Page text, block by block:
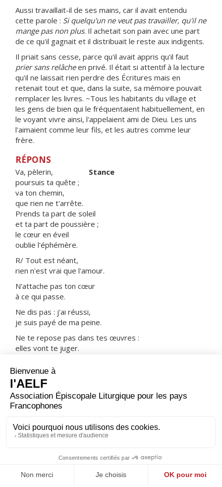
Aussi travaillait-il de ses mains, car il avait entendu
cette parole : Si quelqu'un ne veut pas travailler, qu'il ne
mange pas non plus. Il achetait son pain avec une part
de ce qu'il gagnait et il distribuait le reste aux indigents.
Il priait sans cesse, parce qu'il avait appris qu'il faut
prier sans relâcheen privé. Il était si attentif à la lecture
qu'il ne laissait rien perdre des Écritures mais en
retenait tout et que, dans la suite, sa mémoire pouvait
remplacer les livres. ~Tous les habitants du village et
les gens de bien qui le fréquentaient habituellement, en
le voyant vivre ainsi, l'appelaient ami de Dieu. Les uns
l'aimaient comme leur fils, et les autres comme leur
frère.
RÉPONS
Va, pèlerin, Stance
poursuis ta quête ;
va ton chemin,
que rien ne t'arrête.
Prends ta part de soleil
et ta part de poussière ;
le cœur en éveil
oublie l'éphémère.
R/ Tout est néant,
rien n'est vrai que l'amour.
N'attache pas ton cœur
à ce qui passe.
Ne dis pas : j'ai réussi,
je suis payé de ma peine.
Ne te repose pas dans tes œuvres :
elles vont te juger.
voilà ton trésor.
ORAISON
Dieu qui as donné à saint Antoine de mener dans la
intercession, de renoncer à nous-mêmes pour t'aimer
sans cesse et plus que tout.